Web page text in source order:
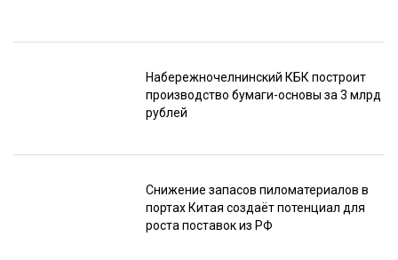
Набережночелнинский КБК построит
производство бумаги-основы за 3 млрд
рублей
Снижение запасов пиломатериалов в
портах Китая создаёт потенциал для
роста поставок из РФ